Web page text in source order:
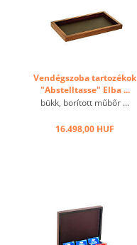
Vendégszoba tartozékok
"Abstelltasse" Elba ...
bükk, borított műbőr ...
16.498,00 HUF